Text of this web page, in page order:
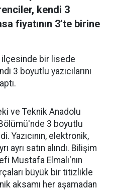
kendi 3
fiyatının 3’te birine
ilçesinde bir lisede
3 boyutlu yazıcılarını
ve Teknik Anadolu
3 boyutlu
Yazıcının, elektronik,
ayrı satın alındı. Bilişim
Mustafa Elmalı'nın
büyük bir titizlikle
aksamı her aşamadan